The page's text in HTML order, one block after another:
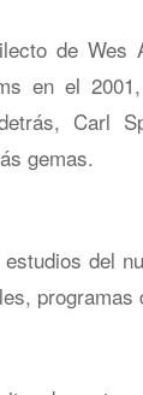
de Wes
en el
Carl
gemas.
del